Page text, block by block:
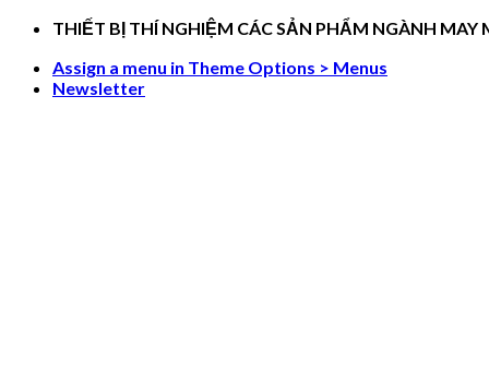
Skip
content
THIẾT BỊ THÍ NGHIỆM CÁC SẢN PHẨM NGÀNH MAY
Assign a menu in Theme Options > Menus
Newsletter